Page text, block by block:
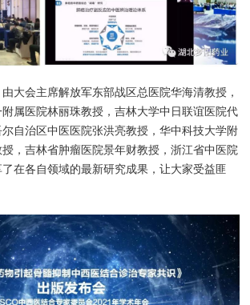
大会主席解放军东部战区总医院华海清教授，
属医院林丽珠教授，吉林大学中日联谊医院代
自治区中医医院张洪亮教授，华中科技大学附
，吉林省肿瘤医院景年财教授，浙江省中医院
在各自领域的最新研究成果，让大家受益匪